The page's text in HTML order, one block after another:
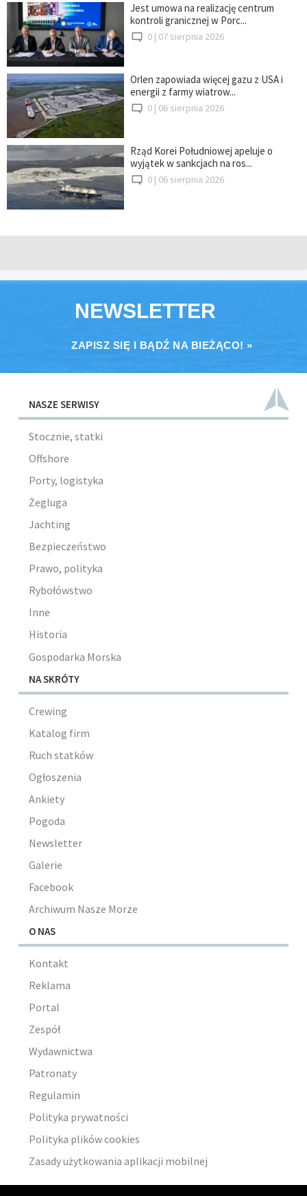
Jest umowa na realizację centrum
kontroli granicznej w Porc...
0 | 07 sierpnia 2026
Orlen zapowiada więcej gazu z USA i
energii z farmy wiatrow...
0 | 06 sierpnia 2026
Rząd Korei Południowej apeluje o
wyjątek w sankcjach na ros...
0 | 06 sierpnia 2026
NEWSLETTER
ZAPISZ SIĘ I BĄDŹ NA BIEŻĄCO! »
NASZE SERWISY
Stocznie, statki
Offshore
Porty, logistyka
Żegluga
Jachting
Bezpieczeństwo
Prawo, polityka
Rybołówstwo
Inne
Historia
Gospodarka Morska
NA SKRÓTY
Crewing
Katalog firm
Ruch statków
Ogłoszenia
Ankiety
Pogoda
Newsletter
Galerie
Facebook
Archiwum Nasze Morze
O NAS
Kontakt
Reklama
Portal
Zespół
Wydawnictwa
Patronaty
Regulamin
Polityka prywatności
Polityka plików cookies
Zasady użytkowania aplikacji mobilnej